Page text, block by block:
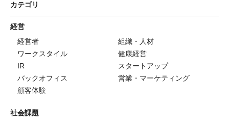
カテゴリ
経営
経営者
組織・人材
ワークスタイル
健康経営
IR
スタートアップ
バックオフィス
営業・マーケティング
顧客体験
社会課題